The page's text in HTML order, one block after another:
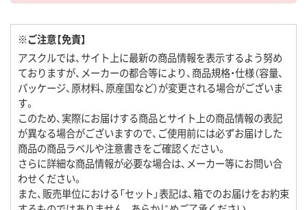
※ご注意【免責】
アスクルでは、サイト上に最新の商品情報を表示するよう努め
ておりますが、メーカーの都合等により、商品規格・仕様（容量、
パッケージ、原材料、原産国など）が変更される場合がございま
す。
このため、実際にお届けする商品とサイト上の商品情報の表記
が異なる場合がございますので、ご使用前には必ずお届けした
商品の商品ラベルや注意書きをご確認ください。
さらに詳細な商品情報が必要な場合は、メーカー等にお問い合
わせください。
また、販売単位における「セット」表記は、箱でのお届けをお約束